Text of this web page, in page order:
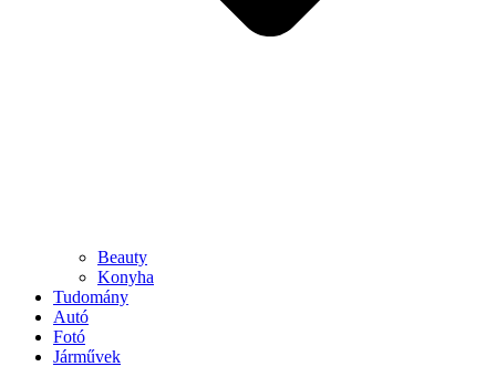
Beauty
Konyha
Tudomány
Autó
Fotó
Járművek